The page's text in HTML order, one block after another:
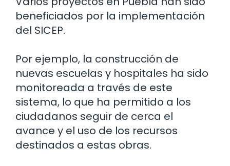
beneficiados por la implementación
del SICEP.
Por ejemplo, la construcción de
nuevas escuelas y hospitales ha sido
monitoreada a través de este
sistema, lo que ha permitido a los
ciudadanos seguir de cerca el
avance y el uso de los recursos
destinados a estas obras.